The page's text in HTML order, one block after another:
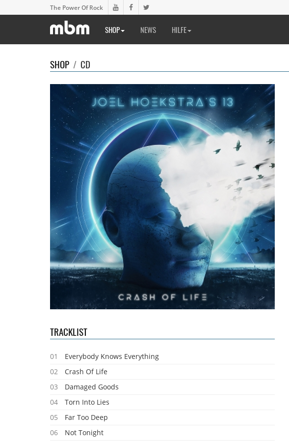
The Power Of Rock
SHOP NEWS HILFE
SHOP / CD
TRACKLIST
01
Everybody Knows Everything
02
Crash Of Life
03
Damaged Goods
04
Torn Into Lies
05
Far Too Deep
06
Not Tonight